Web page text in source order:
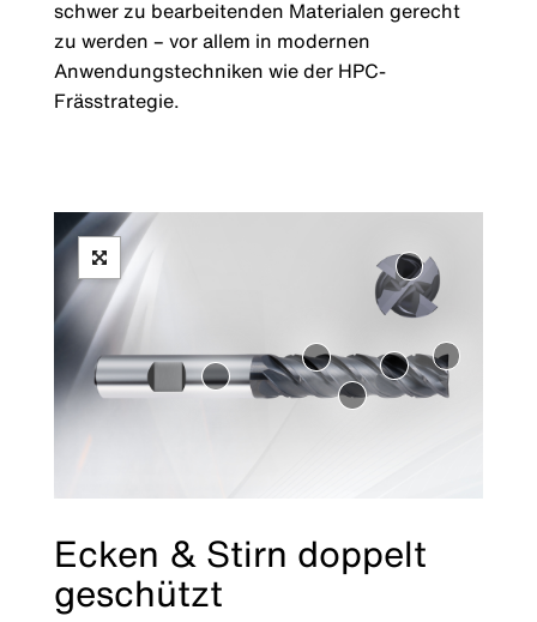
schwer zu bearbeitenden Materialen gerecht
zu werden – vor allem in modernen
Anwendungstechniken wie der HPC-
Frässtrategie.
Ecken & Stirn doppelt
geschützt